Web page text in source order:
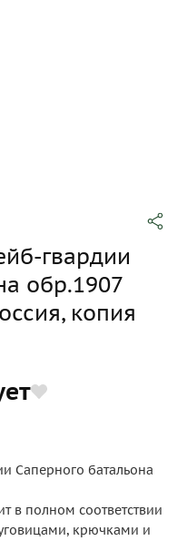
гвардии
обр.1907
копия
Саперного батальона
в полном соответствии
крючками и